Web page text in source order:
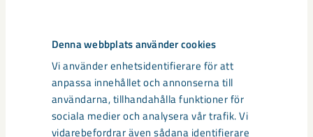
Denna webbplats använder cookies
Vi använder enhetsidentifierare för att
anpassa innehållet och annonserna till
användarna, tillhandahålla funktioner för
sociala medier och analysera vår trafik. Vi
vidarebefordrar även sådana identifierare
Taggar
Malmberget
Projekt Gällivare/Malmberget
samhällsomvandling